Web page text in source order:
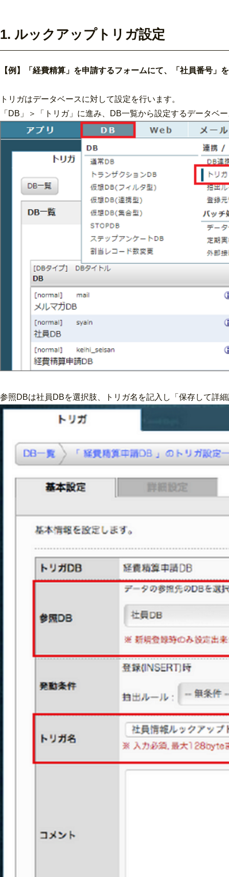
1. ルックアップトリガ設定
【例】「経費精算」を申請するフォームにて、「社員番号」
トリガはデータベースに対して設定を行います。
「DB」＞「トリガ」に進み、DB一覧から設定するデータベ
参照DBは社員DBを選択肢、トリガ名を記入し「保存して詳